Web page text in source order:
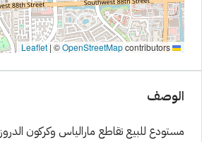
| ©OpenStreetMapcontributors
الوصف
مستودع للبيع تقاطع مارالياس وكركون الدروز